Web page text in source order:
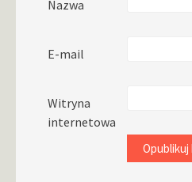
Nazwa
E-mail
Witryna
internetowa